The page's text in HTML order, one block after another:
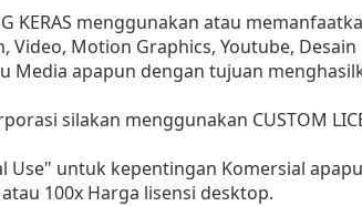
KERAS menggunakan atau
Video, Motion Graphics, Youtube,
Media apapun dengan tujuan
silakan menggunakan CUSTOM
untuk kepentingan Komersial
atau 100x Harga lisensi desktop.